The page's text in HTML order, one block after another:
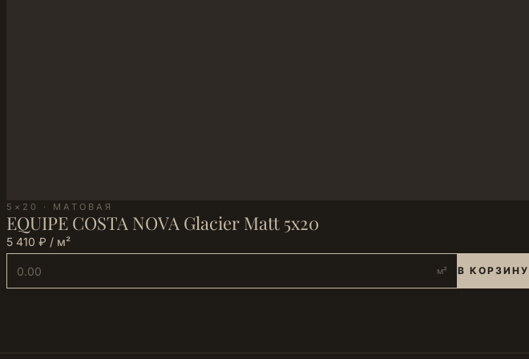
5×20 · МАТОВАЯ
EQUIPE COSTA NOVA Glacier Matt 5х20
5 410 ₽ / м²
м² В КОРЗИНУ